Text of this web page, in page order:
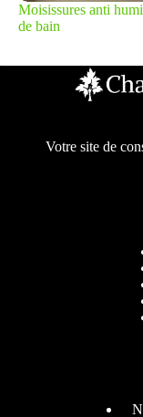
Moisissures anti
de bain
Votre site de